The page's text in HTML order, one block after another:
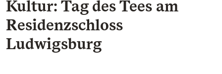
Kultur: Tag des Tees am
Residenzschloss
Ludwigsburg